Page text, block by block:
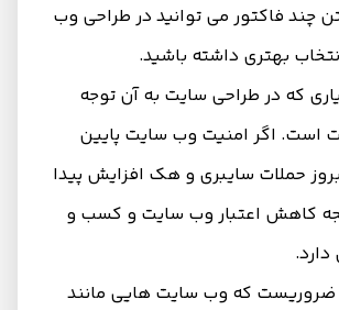
چند فاکتور می توانید در طراحی وب
بهتری داشته باشید.
که در طراحی سایت به آن توجه
است. اگر امنیت وب سایت پایین
حملات سایبری و هک افزایش پیدا
کاهش اعتبار وب سایت و کسب و
دارد.
ضروریست که وب سایت هایی مانند